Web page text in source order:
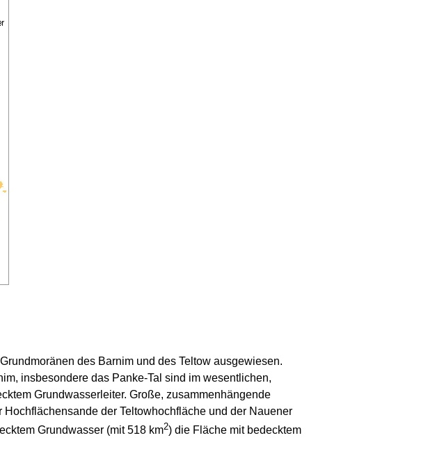
des Barnim und des Teltow ausgewiesen.
insbesondere das Panke-Tal sind im wesentlichen,
Grundwasserleiter. Große, zusammenhängende
der Teltowhochfläche und der Nauener
Grundwasser (mit 518 km2) die Fläche mit bedecktem